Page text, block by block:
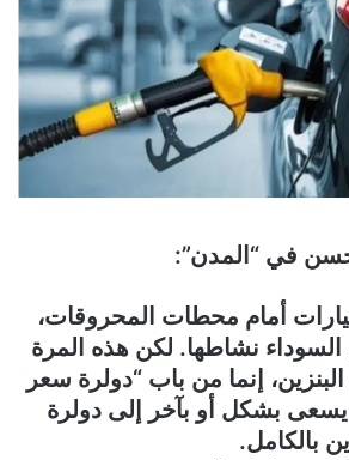
في “المدن”:
أمام محطات المحروقات،
نشاطها. لكن هذه المرة
إنما من باب “دولرة سعر
يسعى بشكل أو بآخر إلى دولرة
بالكامل.